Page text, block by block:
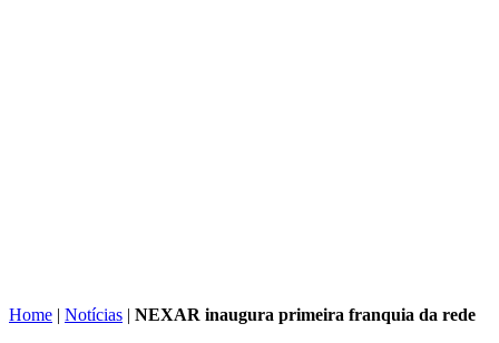
Home | Notícias | NEXAR inaugura primeira franquia da rede